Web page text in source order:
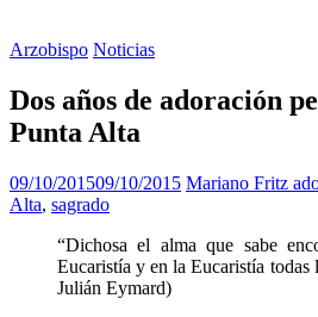
Arzobispo Noticias
Dos años de adoración
Punta Alta
09/10/201509/10/2015 Mariano Fritz
Alta, sagrado
“Dichosa el alma que sabe
Eucaristía y en la Eucaristía todas
Julián Eymard)